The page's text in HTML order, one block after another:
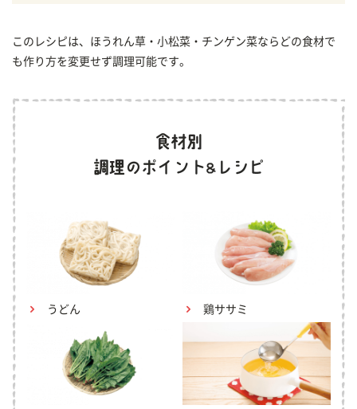
このレシピは、ほうれん草・小松菜・チンゲン菜ならどの食材で
も作り方を変更せず調理可能です。
うどん 鶏ササミ